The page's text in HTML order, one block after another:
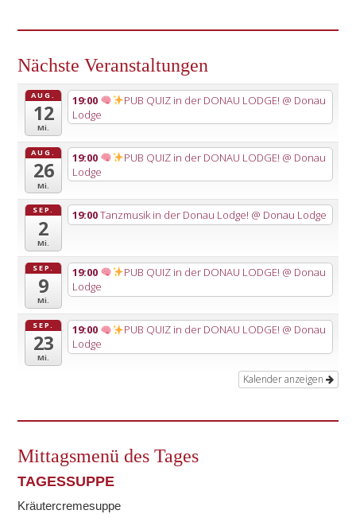
Nächste Veranstaltungen
AUG.
12
Mi.
19:00 PUB QUIZ in der DONAU LODGE! @ Donau
Lodge
AUG.
26
Mi.
19:00 PUB QUIZ in der DONAU LODGE! @ Donau
Lodge
SEP.
2
Mi.
19:00Tanzmusik in der Donau Lodge! @ Donau Lodge
SEP.
9
Mi.
19:00 PUB QUIZ in der DONAU LODGE! @ Donau
Lodge
SEP.
23
Mi.
19:00 PUB QUIZ in der DONAU LODGE! @ Donau
Lodge
Kalender anzeigen
Mittagsmenü des Tages
TAGESSUPPE
Kräutercremesuppe